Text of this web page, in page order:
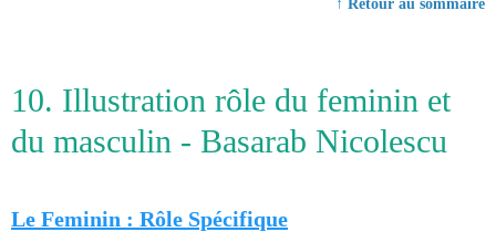
↑ Retour au sommaire
10. Illustration rôle du feminin et
du masculin - Basarab Nicolescu
Le Feminin : Rôle Spécifique